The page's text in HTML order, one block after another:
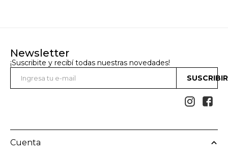
Newsletter
¡Suscribite y recibí todas nuestras novedades!
 
Cuenta